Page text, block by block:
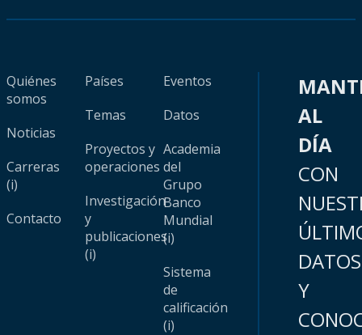
Quiénes
somos
Noticias
Carreras
(i)
Contacto
Países
Temas
Proyectos y
operaciones
Investigación
y
publicaciones
(i)
Eventos
Datos
Academia
del
Grupo
Banco
Mundial
(i)
Sistema
de
calificación
(i)
AL
DÍA
CON
DATOS
Y